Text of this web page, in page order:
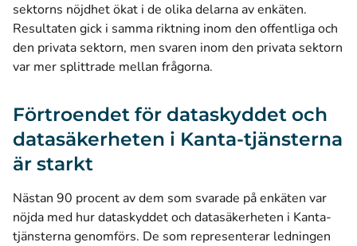
sektorns nöjdhet ökat i de olika delarna av enkäten.
Resultaten gick i samma riktning inom den offentliga och
den privata sektorn, men svaren inom den privata sektorn
var mer splittrade mellan frågorna.
Förtroendet för dataskyddet och
datasäkerheten i Kanta-tjänsterna
är starkt
Nästan 90 procent av dem som svarade på enkäten var
nöjda med hur dataskyddet och datasäkerheten i Kanta-
tjänsterna genomförs. De som representerar ledningen